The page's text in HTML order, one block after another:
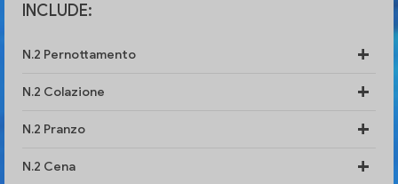
INCLUDE:
N.2 Pernottamento
N.2 Colazione
N.2 Pranzo
N.2 Cena